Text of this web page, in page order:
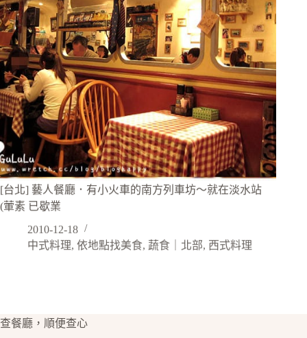
[台北] 藝人餐廳．有小火車的南方列車坊～就在淡水站
(葷素 已歇業
2010-12-18
中式料理, 依地點找美食, 蔬食｜北部, 西式料理
查餐廳，順便查心